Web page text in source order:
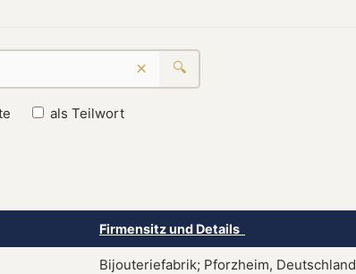
× 🔍
als Teilwort
Firmensitz und Details
Bijouteriefabrik; Pforzheim, Deutschland